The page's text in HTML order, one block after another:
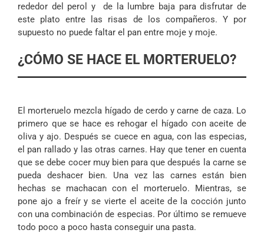
rededor del perol y de la lumbre baja para disfrutar de
este plato entre las risas de los compañeros. Y por
supuesto no puede faltar el pan entre moje y moje.
¿CÓMO SE HACE EL MORTERUELO?
El morteruelo mezcla hígado de cerdo y carne de caza. Lo
primero que se hace es rehogar el hígado con aceite de
oliva y ajo. Después se cuece en agua, con las especias,
el pan rallado y las otras carnes. Hay que tener en cuenta
que se debe cocer muy bien para que después la carne se
pueda deshacer bien. Una vez las carnes están bien
hechas se machacan con el morteruelo. Mientras, se
pone ajo a freír y se vierte el aceite de la cocción junto
con una combinación de especias. Por último se remueve
todo poco a poco hasta conseguir una pasta.